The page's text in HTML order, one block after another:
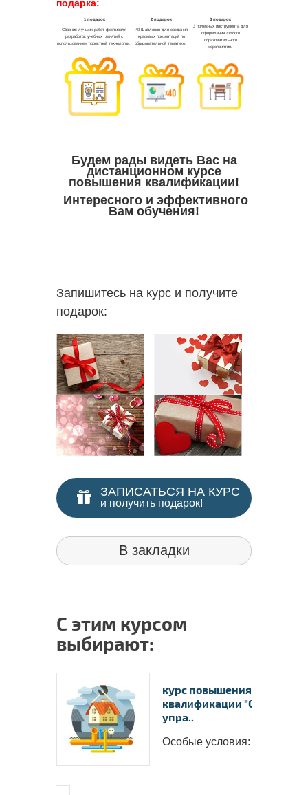
подарка:
Будем рады видеть Вас на
дистанционном курсе
повышения квалификации!
Интересного и эффективного
Вам обучения!
Запишитесь на курс и получите
подарок:
ЗАПИСАТЬСЯ НА КУРС
и получить подарок!
В закладки
С этим курсом
выбирают:
курс повышения
квалификации
упра..
Особые условия: ..